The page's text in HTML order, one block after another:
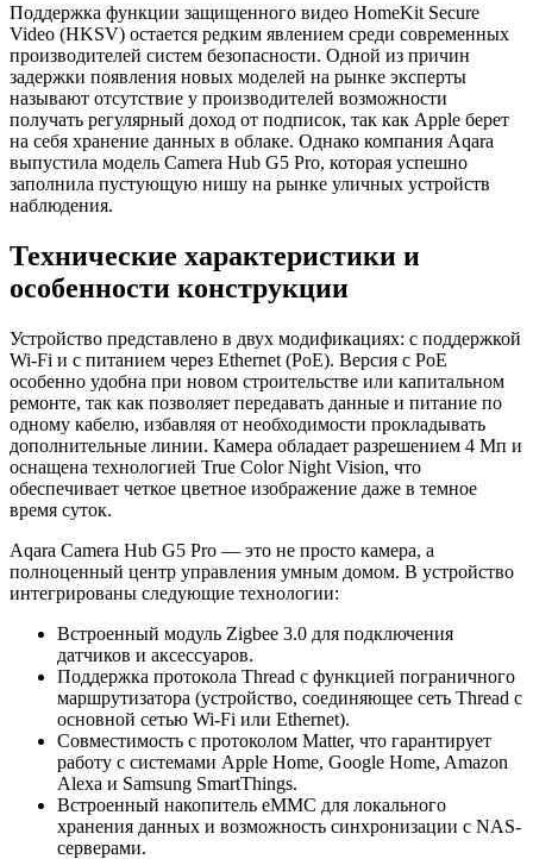
Поддержка функции защищенного видео HomeKit Secure
Video (HKSV) остается редким явлением среди современных
производителей систем безопасности. Одной из причин
задержки появления новых моделей на рынке эксперты
называют отсутствие у производителей возможности
получать регулярный доход от подписок, так как Apple берет
на себя хранение данных в облаке. Однако компания Aqara
выпустила модель Camera Hub G5 Pro, которая успешно
заполнила пустующую нишу на рынке уличных устройств
наблюдения.
Технические характеристики и
особенности конструкции
Устройство представлено в двух модификациях: с поддержкой
Wi-Fi и с питанием через Ethernet (PoE). Версия с PoE
особенно удобна при новом строительстве или капитальном
ремонте, так как позволяет передавать данные и питание по
одному кабелю, избавляя от необходимости прокладывать
дополнительные линии. Камера обладает разрешением 4 Мп и
оснащена технологией True Color Night Vision, что
обеспечивает четкое цветное изображение даже в темное
время суток.
Aqara Camera Hub G5 Pro — это не просто камера, а
полноценный центр управления умным домом. В устройство
интегрированы следующие технологии:
Встроенный модуль Zigbee 3.0 для подключения
датчиков и аксессуаров.
Поддержка протокола Thread с функцией пограничного
маршрутизатора (устройство, соединяющее сеть Thread с
основной сетью Wi-Fi или Ethernet).
Совместимость с протоколом Matter, что гарантирует
работу с системами Apple Home, Google Home, Amazon
Alexa и Samsung SmartThings.
Встроенный накопитель eMMC для локального
хранения данных и возможность синхронизации с NAS-
серверами.